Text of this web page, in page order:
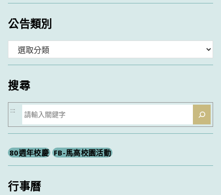
公告類別
類
搜尋
搜
尋
:::
80週年校慶 FB-馬高校園活動
行事曆